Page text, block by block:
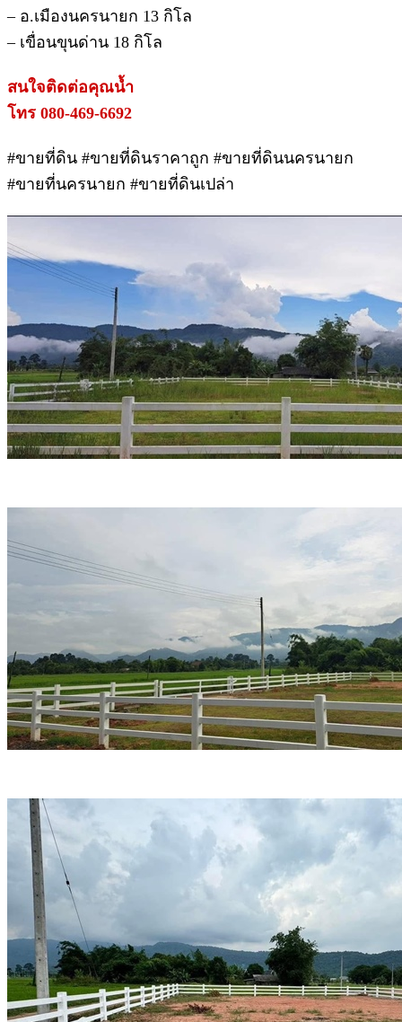
– อ.เมืองนครนายก 13 กิโล
– เขื่อนขุนด่าน 18 กิโล
สนใจติดต่อคุณน้ำ
โทร 080-469-6692
#ขายที่ดิน #ขายที่ดินราคาถูก #ขายที่ดินนครนายก
#ขายที่นครนายก #ขายที่ดินเปล่า